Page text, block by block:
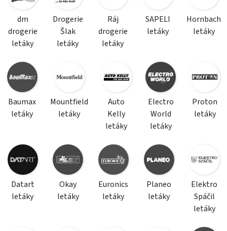
dm
drogerie
letáky
Drogerie
Šlak
letáky
Ráj
drogerie
letáky
SAPELI
letáky
Hornbach
letáky
Baumax
letáky
Mountfield
letáky
Auto
Kelly
letáky
Electro
World
letáky
Proton
letáky
Datart
letáky
Okay
letáky
Euronics
letáky
Planeo
letáky
Elektro
Spáčil
letáky